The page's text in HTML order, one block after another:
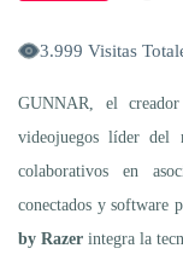
3.999 Visitas
GUNNAR, el
videojuegos líder del
colaborativos en
conectados y software
by Razer integra la